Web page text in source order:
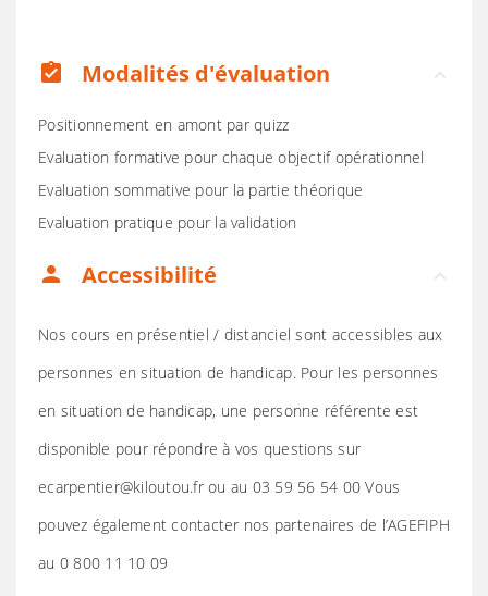
assignment_turned_in Modalités d'évaluation
Positionnement en amont par quizz
Evaluation formative pour chaque objectif opérationnel
Evaluation sommative pour la partie théorique
Evaluation pratique pour la validation
person Accessibilité
Nos cours en présentiel / distanciel sont accessibles aux
personnes en situation de handicap. Pour les personnes
en situation de handicap, une personne référente est
disponible pour répondre à vos questions sur
ecarpentier@kiloutou.fr ou au 03 59 56 54 00 Vous
pouvez également contacter nos partenaires de l’AGEFIPH
au 0 800 11 10 09